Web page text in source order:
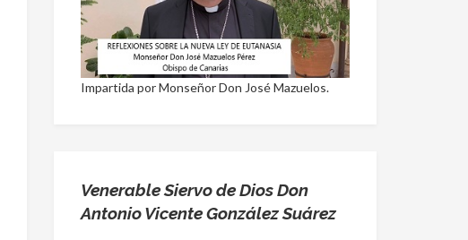
Impartida por Monseñor Don José Mazuelos.
Venerable Siervo de Dios Don
Antonio Vicente González Suárez